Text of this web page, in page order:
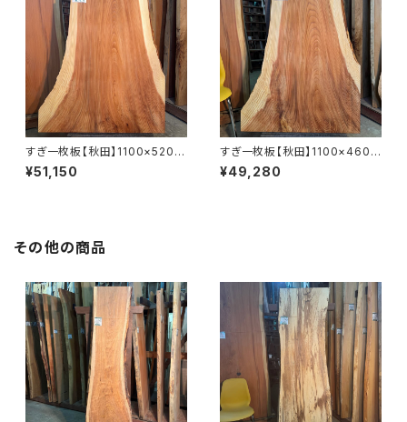
すぎ一枚板【秋田】1100×520~
900×40㎜【オイル塗装 仕上げ
済み】
¥51,150
すぎ一枚板【秋田】1100×460~
850×37㎜【オイル塗装 仕上げ
済み】
¥49,280
その他の商品